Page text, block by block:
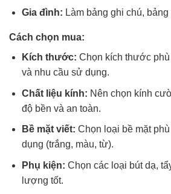
Gia đình: Làm bảng ghi chú,
Cách chọn mua:
Kích thước: Chọn kích thước
và nhu cầu sử dụng.
Chất liệu kính: Nên chọn kính
độ bền và an toàn.
Bề mặt viết: Chọn loại bề mặt
dụng (trắng, màu, từ).
Phụ kiện: Chọn các loại bút dạ,
lượng tốt.